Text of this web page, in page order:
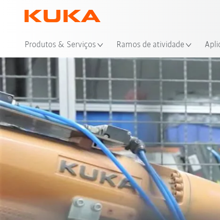
Produtos & Serviços Ramos de atividade